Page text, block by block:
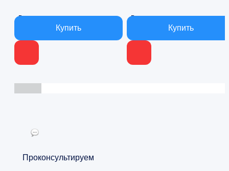
В наличии В наличии
Проконсультируем